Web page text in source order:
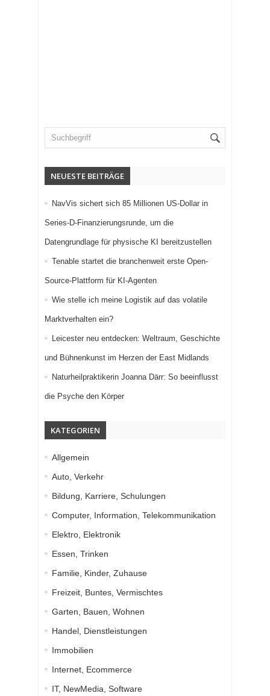
NEUESTE BEITRÄGE
NavVis sichert sich 85 Millionen US-Dollar in
Series-D-Finanzierungsrunde, um die
Datengrundlage für physische KI bereitzustellen
Tenable startet die branchenweit erste Open-
Source-Plattform für KI-Agenten
Wie stelle ich meine Logistik auf das volatile
Marktverhalten ein?
Leicester neu entdecken: Weltraum, Geschichte
und Bühnenkunst im Herzen der East Midlands
Naturheilpraktikerin Joanna Därr: So beeinflusst
die Psyche den Körper
KATEGORIEN
Allgemein
Auto, Verkehr
Bildung, Karriere, Schulungen
Computer, Information, Telekommunikation
Elektro, Elektronik
Essen, Trinken
Familie, Kinder, Zuhause
Freizeit, Buntes, Vermischtes
Garten, Bauen, Wohnen
Handel, Dienstleistungen
Immobilien
Internet, Ecommerce
IT, NewMedia, Software